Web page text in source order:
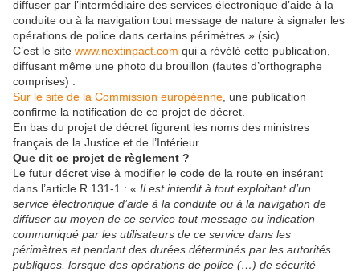
diffuser par l’intermédiaire des services électronique d’aide à la
conduite ou à la navigation tout message de nature à signaler les
opérations de police dans certains périmètres » (sic).
C’est le site www.nextinpact.com qui a révélé cette publication,
diffusant même une photo du brouillon (fautes d’orthographe
comprises) :
Sur le site de la Commission européenne , une publication
confirme la notification de ce projet de décret.
En bas du projet de décret figurent les noms des ministres
français de la Justice et de l’Intérieur.
Que dit ce projet de règlement ?
Le futur décret vise à modifier le code de la route en insérant
dans l’article R 131-1 : « Il est interdit à tout exploitant d’un
service électronique d’aide à la conduite ou à la navigation de
diffuser au moyen de ce service tout message ou indication
communiqué par les utilisateurs de ce service dans les
périmètres et pendant des durées déterminés par les autorités
publiques, lorsque des opérations de police (…) de sécurité